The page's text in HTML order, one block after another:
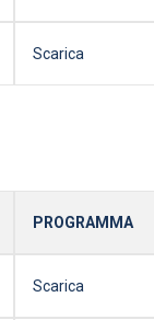
Scarica
PROGRAMMA
Scarica